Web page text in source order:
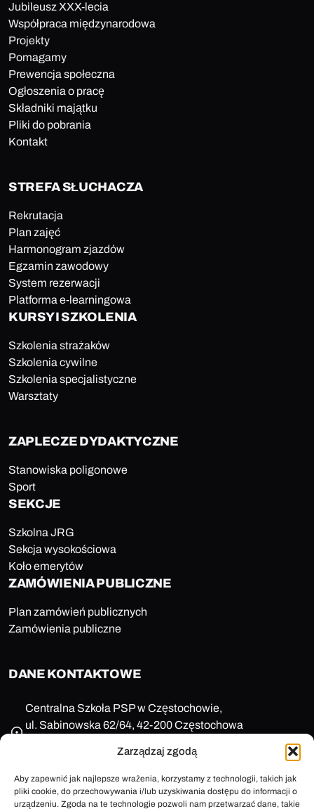
Zarządzaj zgodą
Aby zapewnić jak najlepsze wrażenia, korzystamy z technologii, takich jak
pliki cookie, do przechowywania i/lub uzyskiwania dostępu do informacji o
urządzeniu. Zgoda na te technologie pozwoli nam przetwarzać dane, takie
Jubileusz XXX-lecia
Współpraca międzynarodowa
Projekty
Pomagamy
Prewencja społeczna
Ogłoszenia o pracę
Składniki majątku
Pliki do pobrania
Kontakt
STREFA SŁUCHACZA
Rekrutacja
Plan zajęć
Harmonogram zjazdów
Egzamin zawodowy
System rezerwacji
Platforma e-learningowa
KURSY I SZKOLENIA
Szkolenia strażaków
Szkolenia cywilne
Szkolenia specjalistyczne
Warsztaty
ZAPLECZE DYDAKTYCZNE
Stanowiska poligonowe
Sport
SEKCJE
Szkolna JRG
Sekcja wysokościowa
Koło emerytów
ZAMÓWIENIA PUBLICZNE
Plan zamówień publicznych
Zamówienia publiczne
DANE KONTAKTOWE
Centralna Szkoła PSP w Częstochowie,
ul. Sabinowska 62/64, 42-200 Częstochowa
REGON: 150123657
+48 47 85 86 100
sekretariat@cspsp.pl